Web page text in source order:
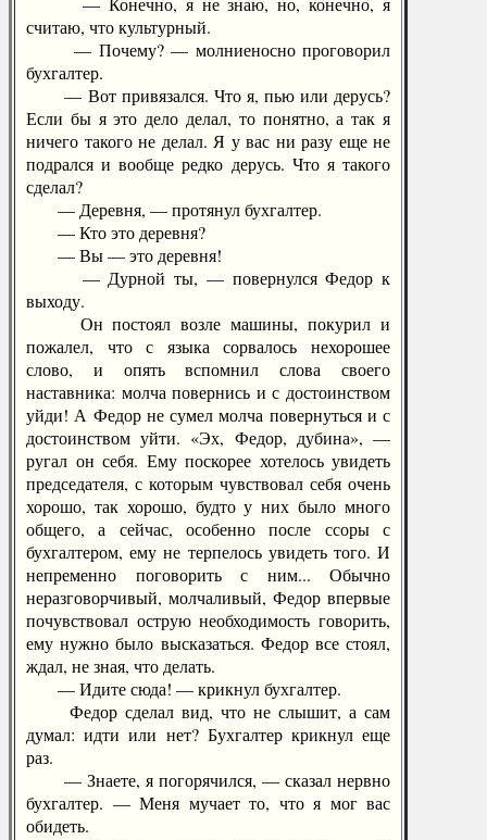
считаю, что культурный.
— Почему? — молниеносно проговорил
бухгалтер.
— Вот привязался. Что я, пью или дерусь?
Если бы я это дело делал, то понятно, а так я
ничего такого не делал. Я у вас ни разу еще не
подрался и вообще редко дерусь. Что я такого
сделал?
— Деревня, — протянул бухгалтер.
— Кто это деревня?
— Вы — это деревня!
— Дурной ты, — повернулся Федор к
выходу.
Он постоял возле машины, покурил и
пожалел, что с языка сорвалось нехорошее
слово, и опять вспомнил слова своего
наставника: молча повернись и с достоинством
уйди! А Федор не сумел молча повернуться и с
достоинством уйти. «Эх, Федор, дубина», —
ругал он себя. Ему поскорее хотелось увидеть
председателя, с которым чувствовал себя очень
хорошо, так хорошо, будто у них было много
общего, а сейчас, особенно после ссоры с
бухгалтером, ему не терпелось увидеть того. И
непременно поговорить с ним... Обычно
неразговорчивый, молчаливый, Федор впервые
почувствовал острую необходимость говорить,
ему нужно было высказаться. Федор все стоял,
ждал, не зная, что делать.
— Идите сюда! — крикнул бухгалтер.
Федор сделал вид, что не слышит, а сам
думал: идти или нет? Бухгалтер крикнул еще
раз.
— Знаете, я погорячился, — сказал нервно
бухгалтер. — Меня мучает то, что я мог вас
обидеть.